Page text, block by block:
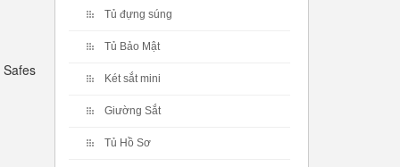
Tủ đựng súng
Tủ Bảo Mật
Két sắt mini
Giường Sắt
Tủ Hồ Sơ